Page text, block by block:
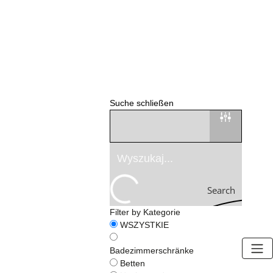
Suche schließen
Search
Filter by Kategorie
WSZYSTKIE
Badezimmerschränke
Betten